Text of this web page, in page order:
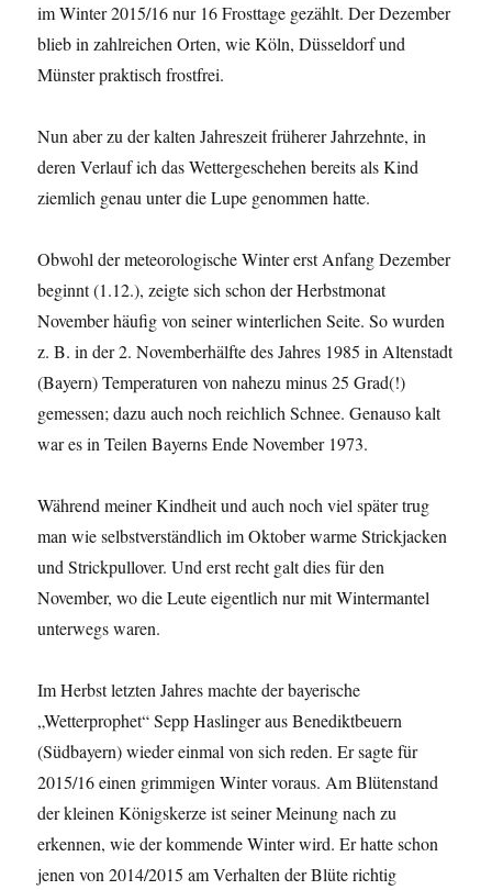
im Winter 2015/16 nur 16 Frosttage gezählt. Der Dezember
blieb in zahlreichen Orten, wie Köln, Düsseldorf und
Münster praktisch frostfrei.
Nun aber zu der kalten Jahreszeit früherer Jahrzehnte, in
deren Verlauf ich das Wettergeschehen bereits als Kind
ziemlich genau unter die Lupe genommen hatte.
Obwohl der meteorologische Winter erst Anfang Dezember
beginnt (1.12.), zeigte sich schon der Herbstmonat
November häufig von seiner winterlichen Seite. So wurden
z. B. in der 2. Novemberhälfte des Jahres 1985 in Altenstadt
(Bayern) Temperaturen von nahezu minus 25 Grad(!)
gemessen; dazu auch noch reichlich Schnee. Genauso kalt
war es in Teilen Bayerns Ende November 1973.
Während meiner Kindheit und auch noch viel später trug
man wie selbstverständlich im Oktober warme Strickjacken
und Strickpullover. Und erst recht galt dies für den
November, wo die Leute eigentlich nur mit Wintermantel
unterwegs waren.
Im Herbst letzten Jahres machte der bayerische
„Wetterprophet“ Sepp Haslinger aus Benediktbeuern
(Südbayern) wieder einmal von sich reden. Er sagte für
2015/16 einen grimmigen Winter voraus. Am Blütenstand
der kleinen Königskerze ist seiner Meinung nach zu
erkennen, wie der kommende Winter wird. Er hatte schon
jenen von 2014/2015 am Verhalten der Blüte richtig